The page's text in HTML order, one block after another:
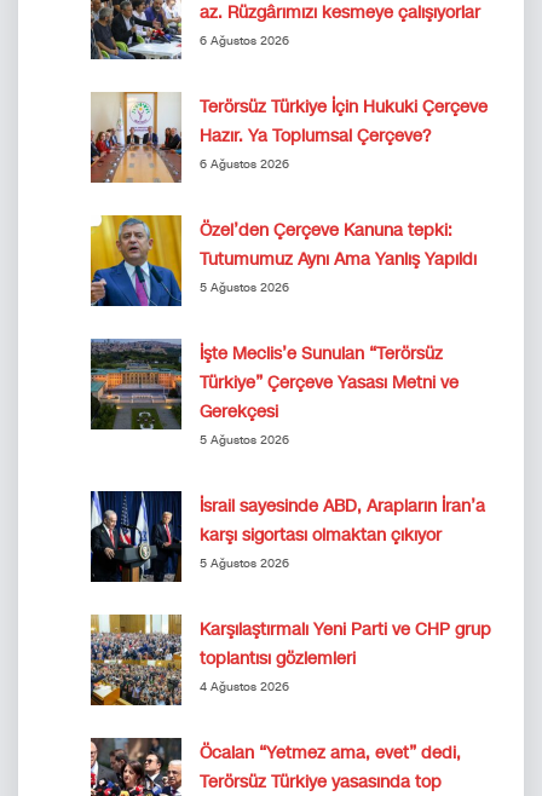
az. Rüzgârımızı kesmeye çalışıyorlar
6 Ağustos 2026
Terörsüz Türkiye İçin Hukuki Çerçeve
Hazır. Ya Toplumsal Çerçeve?
6 Ağustos 2026
Özel’den Çerçeve Kanuna tepki:
Tutumumuz Aynı Ama Yanlış Yapıldı
5 Ağustos 2026
İşte Meclis’e Sunulan “Terörsüz
Türkiye” Çerçeve Yasası Metni ve
Gerekçesi
5 Ağustos 2026
İsrail sayesinde ABD, Arapların İran’a
karşı sigortası olmaktan çıkıyor
5 Ağustos 2026
Karşılaştırmalı Yeni Parti ve CHP grup
toplantısı gözlemleri
4 Ağustos 2026
Öcalan “Yetmez ama, evet” dedi,
Terörsüz Türkiye yasasında top